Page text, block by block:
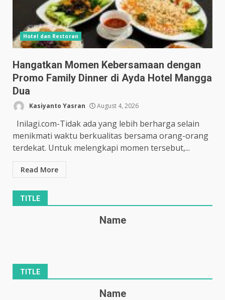
Hotel dan Restoran
Hangatkan Momen Kebersamaan dengan
Promo Family Dinner di Ayda Hotel Mangga
Dua
Kasiyanto Yasran August 4, 2026
Inilagi.com-Tidak ada yang lebih berharga selain
menikmati waktu berkualitas bersama orang-orang
terdekat. Untuk melengkapi momen tersebut,...
Read More
TITLE
Name
TITLE
Name